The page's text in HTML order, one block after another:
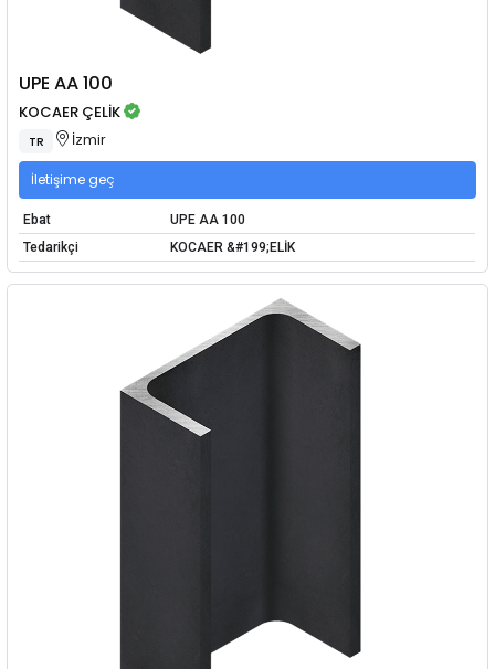
UPE AA 100
KOCAER ÇELİK
TR İzmir
İletişime geç
Ebat
UPE AA 100
Tedarikçi
KOCAER &#199;ELİK